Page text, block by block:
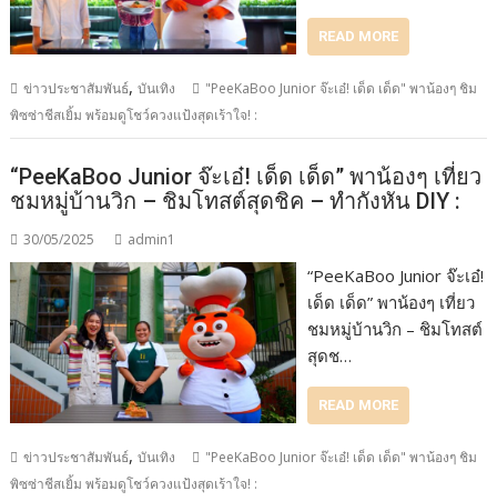
READ MORE
ข่าวประชาสัมพันธ์,บันเทิง
"PeeKaBoo Junior จ๊ะเอ๋! เด็ด เด็ด" พาน้องๆ ชิม
พิซซ่าชีสเยิ้ม พร้อมดูโชว์ควงแป้งสุดเร้าใจ! :
“PeeKaBoo Junior จ๊ะเอ๋! เด็ด เด็ด” พาน้องๆ เที่ยว
ชมหมู่บ้านวิก – ชิมโทสต์สุดชิค – ทำกังหัน DIY :
30/05/2025 admin1
“PeeKaBoo Junior จ๊ะเอ๋!
เด็ด เด็ด” พาน้องๆ เที่ยว
ชมหมู่บ้านวิก – ชิมโทสต์
สุดช…
READ MORE
ข่าวประชาสัมพันธ์,บันเทิง
"PeeKaBoo Junior จ๊ะเอ๋! เด็ด เด็ด" พาน้องๆ ชิม
พิซซ่าชีสเยิ้ม พร้อมดูโชว์ควงแป้งสุดเร้าใจ! :